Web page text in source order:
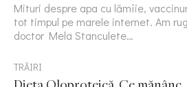
Mituri despre apa cu lămîie,
tot timpul pe marele internet. Am
doctor Mela Stanculete…
TRĂIRI